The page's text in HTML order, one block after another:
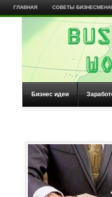
ГЛАВНАЯ СОВЕТЫ
Бизнес идеи